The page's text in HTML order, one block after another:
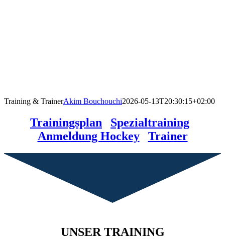
Training & TrainerAkim Bouchouchi2026-05-13T20:30:15+02:00
Trainingsplan Spezialtraining
Anmeldung Hockey
Trainer
UNSER TRAINING